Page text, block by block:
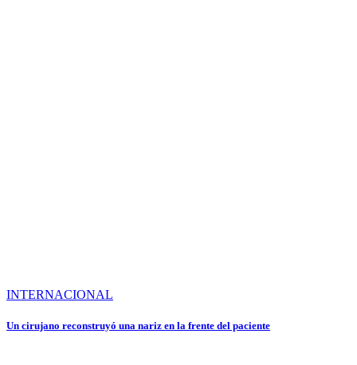
INTERNACIONAL
Un cirujano reconstruyó una nariz en la frente del paciente